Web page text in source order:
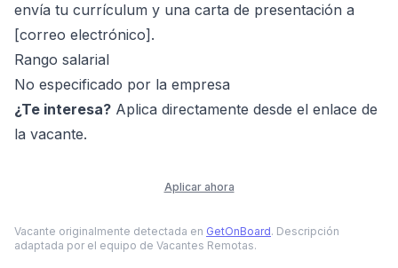
envía tu currículum y una carta de presentación a
[correo electrónico].
Rango salarial
No especificado por la empresa
¿Te interesa? Aplica directamente desde el enlace de
la vacante.
Aplicar ahora
Vacante originalmente detectada en GetOnBoard. Descripción
adaptada por el equipo de Vacantes Remotas.